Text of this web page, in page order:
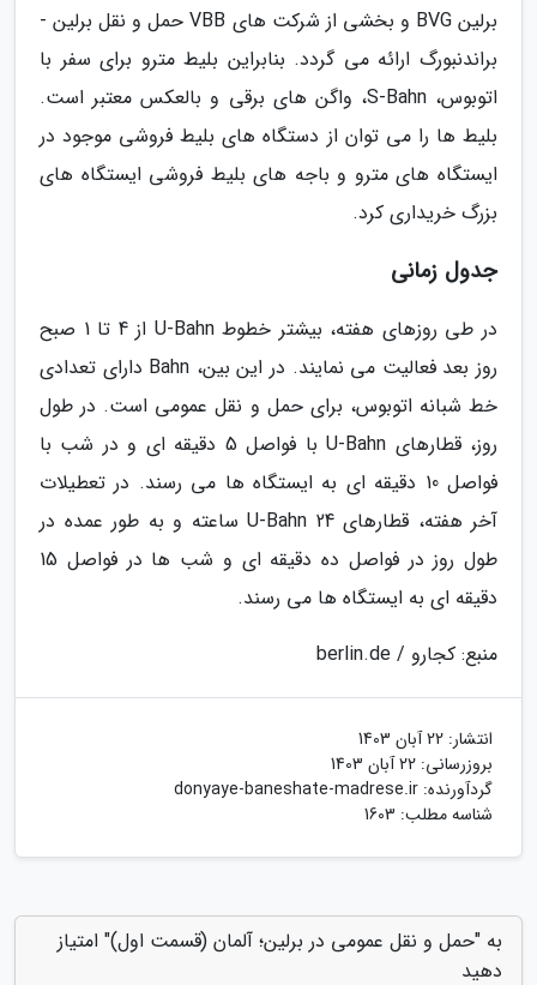
برلین BVG و بخشی از شرکت های VBB حمل و نقل برلین -
براندنبورگ ارائه می گردد. بنابراین بلیط مترو برای سفر با
اتوبوس، S-Bahn، واگن های برقی و بالعکس معتبر است.
بلیط ها را می توان از دستگاه های بلیط فروشی موجود در
ایستگاه های مترو و باجه های بلیط فروشی ایستگاه های
بزرگ خریداری کرد.
جدول زمانی
در طی روزهای هفته، بیشتر خطوط U-Bahn از 4 تا 1 صبح
روز بعد فعالیت می نمایند. در این بین، Bahn دارای تعدادی
خط شبانه اتوبوس، برای حمل و نقل عمومی است. در طول
روز، قطارهای U-Bahn با فواصل 5 دقیقه ای و در شب با
فواصل 10 دقیقه ای به ایستگاه ها می رسند. در تعطیلات
آخر هفته، قطارهای U-Bahn 24 ساعته و به طور عمده در
طول روز در فواصل ده دقیقه ای و شب ها در فواصل 15
دقیقه ای به ایستگاه ها می رسند.
منبع: کجارو / berlin.de
انتشار: 22 آبان 1403
بروزرسانی: 22 آبان 1403
گردآورنده: donyaye-baneshate-madrese.ir
شناسه مطلب: 1603
به "حمل و نقل عمومی در برلین؛ آلمان (قسمت اول)" امتیاز
دهید